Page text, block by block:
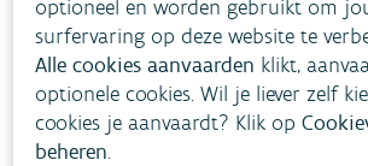
Zo tonen we samen dat er in
wat beweegt boven én onder het
wateroppervlak.
optioneel en worden gebruikt om
surfervaring op deze website te
Alle cookies aanvaarden klikt,
optionele cookies. Wil je liever zelf
cookies je aanvaardt? Klik op
beheren.